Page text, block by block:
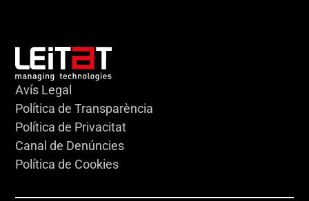
Avís Legal
Política de Transparència
Política de Privacitat
Canal de Denúncies
Política de Cookies